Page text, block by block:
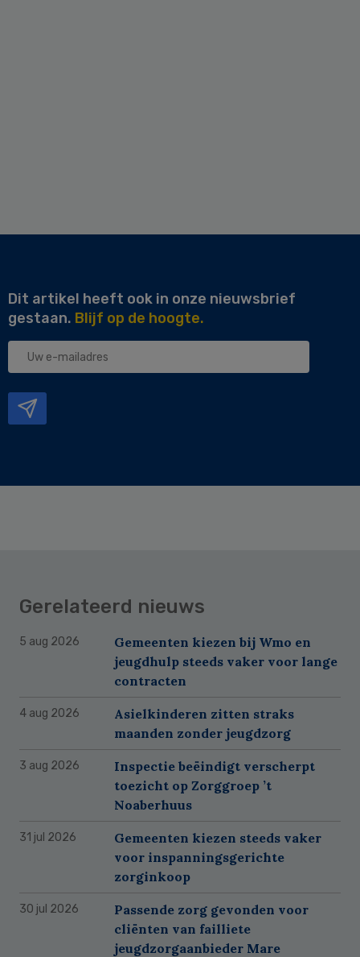
Dit artikel heeft ook in onze nieuwsbrief
gestaan. Blijf op de hoogte.
Uw
Gerelateerd nieuws
5 aug 2026
Gemeenten kiezen bij Wmo en
jeugdhulp steeds vaker voor lange
contracten
4 aug 2026
Asielkinderen zitten straks
maanden zonder jeugdzorg
3 aug 2026
Inspectie beëindigt verscherpt
toezicht op Zorggroep ’t
Noaberhuus
31 jul 2026
Gemeenten kiezen steeds vaker
voor inspanningsgerichte
zorginkoop
30 jul 2026
Passende zorg gevonden voor
cliënten van failliete
jeugdzorgaanbieder Mare